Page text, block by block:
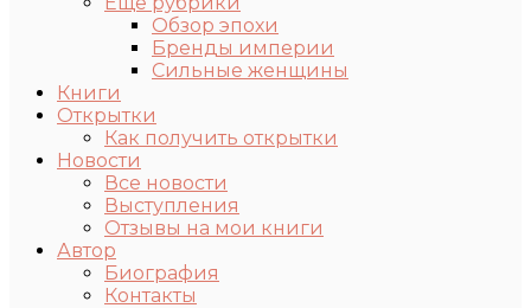
Обзор эпохи
Бренды империи
Сильные женщины
Книги
Открытки
Как получить открытки
Новости
Все новости
Выступления
Отзывы на мои книги
Автор
Биография
Контакты